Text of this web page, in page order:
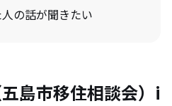
の話が聞きたい
島市移住相談会）i